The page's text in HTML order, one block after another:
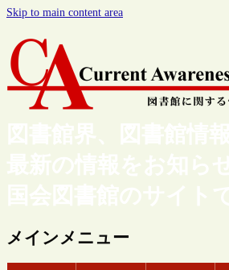
Skip to main content area
図書館界、図書館情
最新の情報をお知ら
国会図書館のサイト
メインメニュー